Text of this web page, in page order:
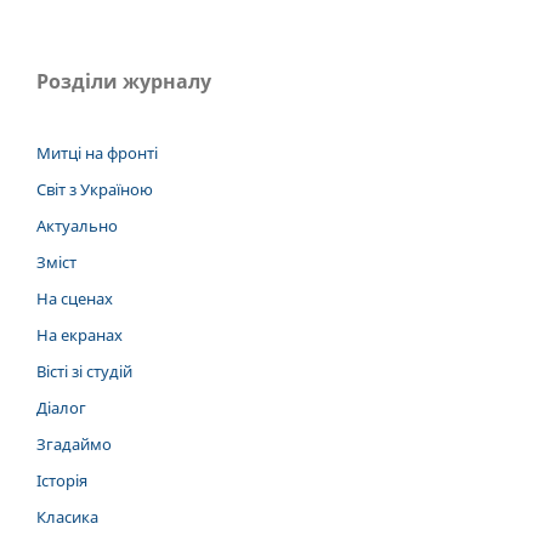
Розділи журналу
Митці на фронті
Світ з Україною
Актуально
Зміст
На сценах
На екранах
Вісті зі студій
Діалог
Згадаймо
Історія
Класика